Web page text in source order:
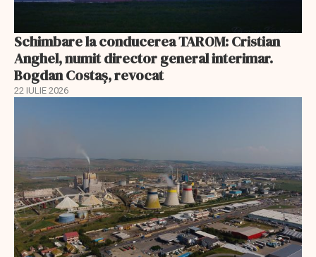
Schimbare la conducerea TAROM: Cristian
Anghel, numit director general interimar.
Bogdan Costaș, revocat
22 IULIE 2026